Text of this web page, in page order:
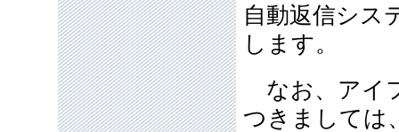
自動返信シス
します。
なお、アイ
つきましては